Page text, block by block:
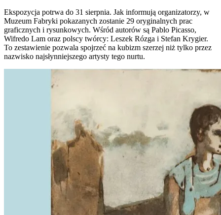
Ekspozycja potrwa do 31 sierpnia. Jak informują organizatorzy, w
Muzeum Fabryki pokazanych zostanie 29 oryginalnych prac
graficznych i rysunkowych. Wśród autorów są Pablo Picasso,
Wifredo Lam oraz polscy twórcy: Leszek Rózga i Stefan Krygier.
To zestawienie pozwala spojrzeć na kubizm szerzej niż tylko przez
nazwisko najsłynniejszego artysty tego nurtu.